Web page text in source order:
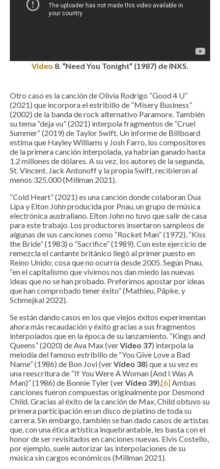
Vídeo 8 . “Need You Tonight” (1987) de INXS.
Otro caso es la canción de Olivia Rodrigo “Good 4 U”
(2021) que incorpora el estribillo de “Misery Business”
(2002) de la banda de rock alternativo Paramore. También
su tema “deja vu” (2021) interpola fragmentos de “Cruel
Summer” (2019) de Taylor Swift. Un informe de Billboard
estima que Hayley Williams y Josh Farro, los compositores
de la primera canción interpolada, ya habrían ganado hasta
1.2 millones de dólares. A su vez, los autores de la segunda,
St. Vincent, Jack Antonoff y la propia Swift, recibieron al
menos 325.000 (Millman 2021).
“Cold Heart” (2021) es una canción donde colaboran Dua
Lipa y Elton John producida por Pnau, un grupo de música
electrónica australiano. Elton John no tuvo que salir de casa
para este trabajo. Los productores insertaron sampleos de
algunas de sus canciones como “Rocket Man” (1972), “Kiss
the Bride” (1983) o “Sacrifice” (1989). Con este ejercicio de
remezcla el cantante británico llegó al primer puesto en
Reino Unido; cosa que no ocurría desde 2005. Según Pnau,
“en el capitalismo que vivimos nos dan miedo las nuevas
ideas que no se han probado. Preferimos apostar por ideas
que han comprobado tener éxito” (Mathieu, Päpke, y
Schmejkal 2022).
Se están dando casos en los que viejos éxitos experimentan
ahora más recaudación y éxito gracias a sus fragmentos
interpolados que en la época de su lanzamiento. “Kings and
Queens” (2020) de Ava Max (verVídeo 37) interpola la
melodía del famoso estribillo de “You Give Love a Bad
Name” (1986) de Bon Jovi (verVídeo 38) que a su vez es
una reescritura de “If You Were A Woman (And I Was A
Man)” (1986) de Bonnie Tyler (verVídeo 39). [6] Ambas
canciones fueron compuestas originalmente por Desmond
Child. Gracias al éxito de la canción de Max, Child obtuvo su
primera participación en un disco de platino de toda su
carrera. Sin embargo, también se han dado casos de artistas
que, con una ética artística inquebrantable, les basta con el
honor de ser revisitados en canciones nuevas. Elvis Costello,
por ejemplo, suele autorizar las interpolaciones de su
música sin cargos económicos (Millman 2021).